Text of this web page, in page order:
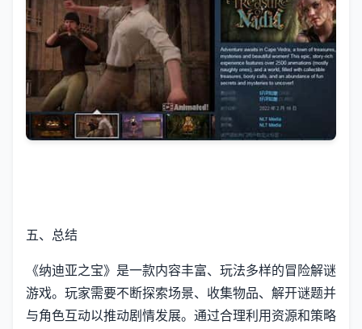
五、总结
《纳迪亚之宝》是一款内容丰富、玩法多样的冒险解谜
游戏。玩家需要不断探索场景、收集物品、解开谜题并
与角色互动以推动剧情发展。通过合理利用资源和策略